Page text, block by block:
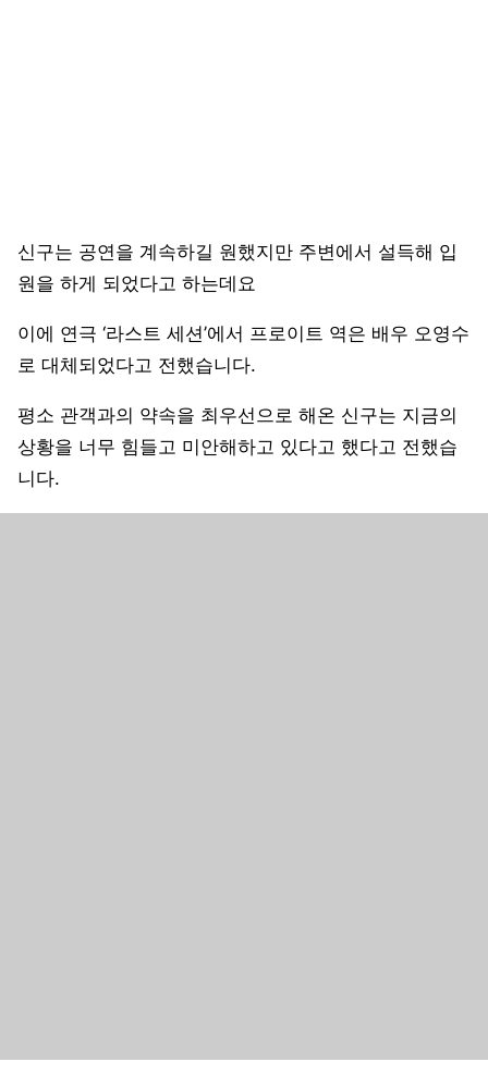
신구는 공연을 계속하길 원했지만 주변에서 설득해 입
원을 하게 되었다고 하는데요
이에 연극 ‘라스트 세션’에서 프로이트 역은 배우 오영수
로 대체되었다고 전했습니다.
평소 관객과의 약속을 최우선으로 해온 신구는 지금의
상황을 너무 힘들고 미안해하고 있다고 했다고 전했습
니다.